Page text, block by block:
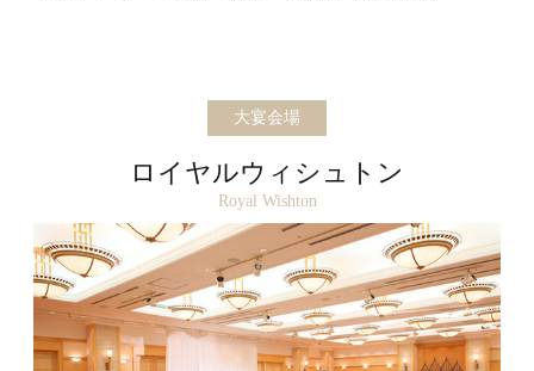
大宴会場
ロイヤルウィシュトン
Royal Wishton